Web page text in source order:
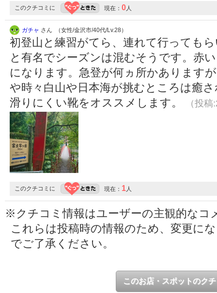
このクチコミに 現在： 0 人
ガチャ さん （女性/金沢市/40代/Lv.28）
初登山と練習がてら、連れて行っても
と有名でシーズンは混むそうです。赤
になります。急登が何ヵ所かあります
や時々白山や日本海が挑むところは癒
滑りにくい靴をオススメします。
（投
このクチコミに 現在： 1 人
※クチコミ情報はユーザーの主観的なコ
これらは投稿時の情報のため、変更に
でご了承ください。
このお店・スポットのク